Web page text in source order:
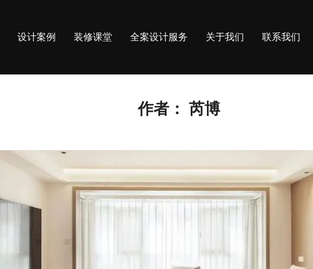
设计案例 装修课堂 全案设计服务 关于我们 联系我们
作者： 芮博